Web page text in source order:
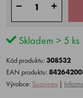
Skladem > 5 ks
Kód produktu:308532
EAN produktu:
Výrobce: Suavinex |